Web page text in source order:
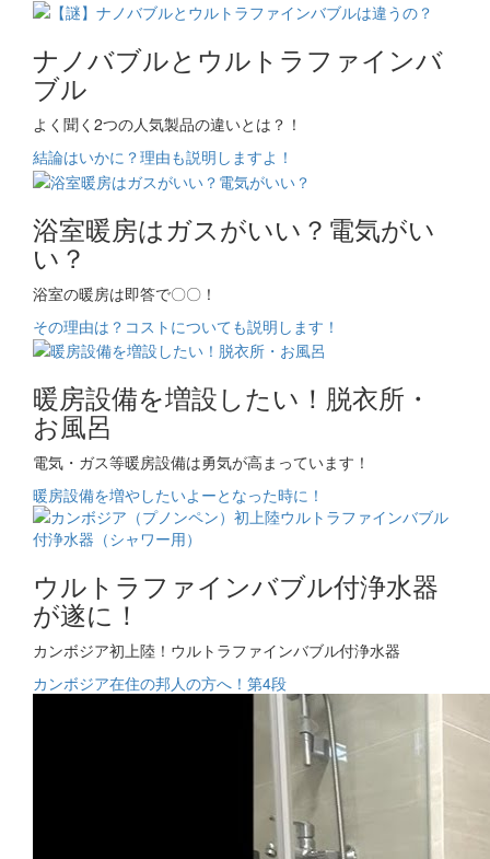
ナノバブルとウルトラファインバ
ブル
よく聞く2つの人気製品の違いとは？！
結論はいかに？理由も説明しますよ！
浴室暖房はガスがいい？電気がい
い？
浴室の暖房は即答で〇〇！
その理由は？コストについても説明します！
暖房設備を増設したい！脱衣所・
お風呂
電気・ガス等暖房設備は勇気が高まっています！
暖房設備を増やしたいよーとなった時に！
ウルトラファインバブル付浄水器
が遂に！
カンボジア初上陸！ウルトラファインバブル付浄水器
カンボジア在住の邦人の方へ！第4段